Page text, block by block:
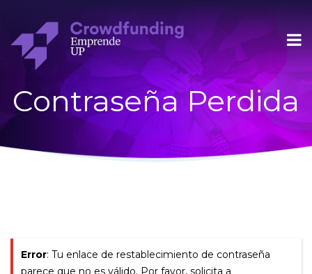
Contraseña Perdida
Error: Tu enlace de restablecimiento de contraseña
parece que no es válido. Por favor, solicita a